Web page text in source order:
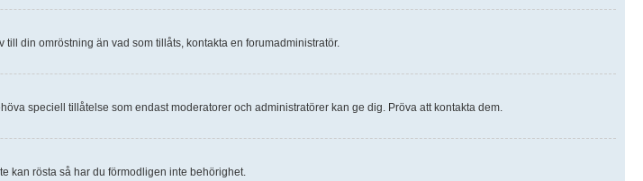
din omröstning än vad som tillåts, kontakta en forumadministratör.
speciell tillåtelse som endast moderatorer och administratörer kan ge dig. Pröva att kontakta dem.
kan rösta så har du förmodligen inte behörighet.